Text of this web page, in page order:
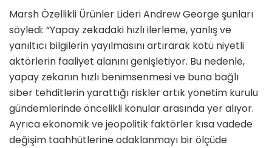
Marsh Özellikli Ürünler Lideri Andrew George şunları
söyledi: “Yapay zekadaki hızlı ilerleme, yanlış ve
yanıltıcı bilgilerin yayılmasını artırarak kötü niyetli
aktörlerin faaliyet alanını genişletiyor. Bu nedenle,
yapay zekanın hızlı benimsenmesi ve buna bağlı
siber tehditlerin yarattığı riskler artık yönetim kurulu
gündemlerinde öncelikli konular arasında yer alıyor.
Ayrıca ekonomik ve jeopolitik faktörler kısa vadede
değişim taahhütlerine odaklanmayı bir ölçüde